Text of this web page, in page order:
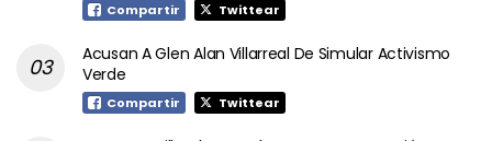
Compartir Twittear
Acusan A Glen Alan Villarreal De Simular Activismo
Verde
Compartir Twittear